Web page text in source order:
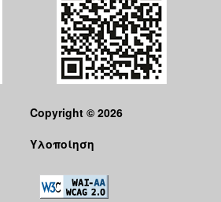
Copyright © 2026
Υλοποίηση